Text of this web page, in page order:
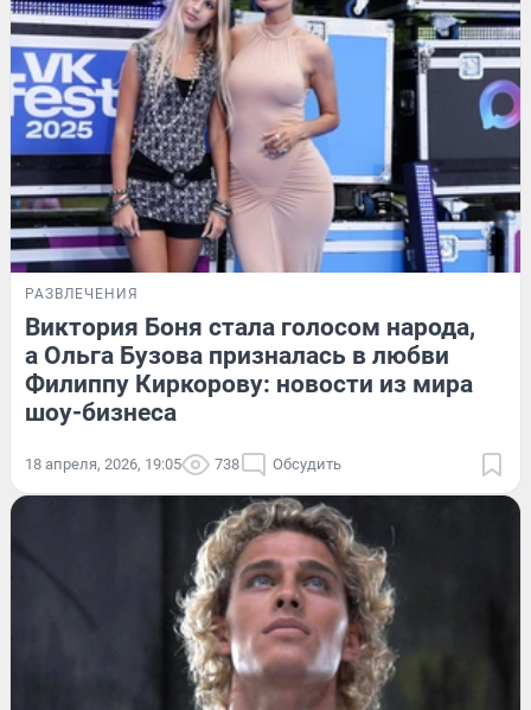
РАЗВЛЕЧЕНИЯ
Виктория Боня стала голосом народа,
а Ольга Бузова призналась в любви
Филиппу Киркорову: новости из мира
шоу-бизнеса
18 апреля, 2026, 19:05 738 Обсудить